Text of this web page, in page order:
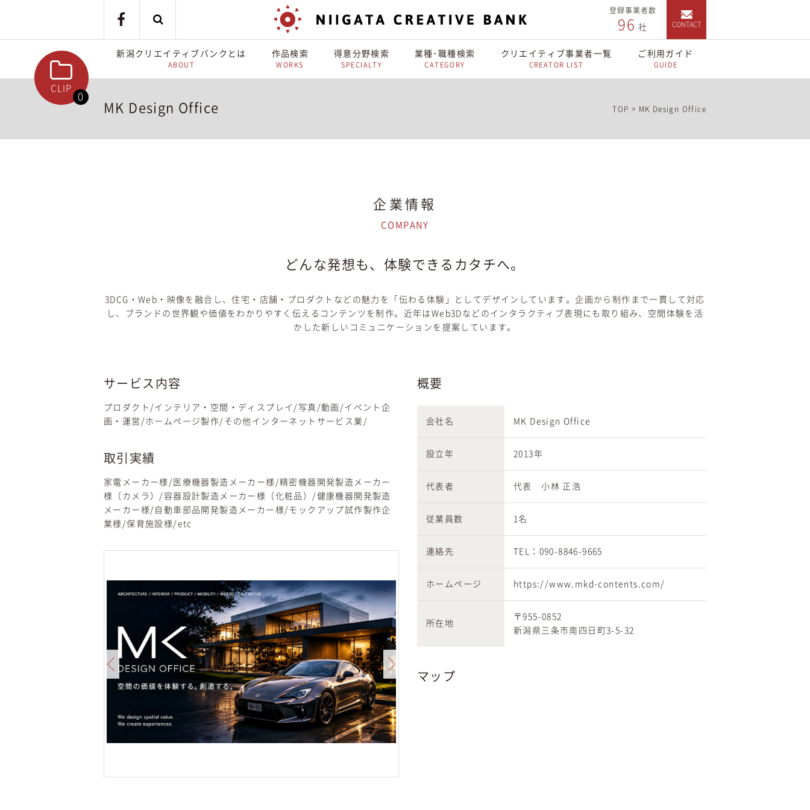
CLIP
0
登録事業者数
96 社 CONTACT
新潟クリエイティブバンクとは
ABOUT
作品検索
WORKS
得意分野検索
SPECIALTY
業種･職種検索
CATEGORY
クリエイティブ事業者一覧
CREATOR LIST
ご利用ガイド
GUIDE
MK Design Office TOP > MK Design Office
企業情報
COMPANY
どんな発想も、体験できるカタチへ。
3DCG・Web・映像を融合し、住宅・店舗・プロダクトなどの魅力を「伝わる体験」としてデザインしています。企画から制作まで一貫して対応
し、ブランドの世界観や価値をわかりやすく伝えるコンテンツを制作。近年はWeb3Dなどのインタラクティブ表現にも取り組み、空間体験を活
かした新しいコミュニケーションを提案しています。
サービス内容
プロダクト/インテリア・空間・ディスプレイ/写真/動画/イベント企
画・運営/ホームページ製作/その他インターネットサービス業/
取引実績
家電メーカー様/医療機器製造メーカー様/精密機器開発製造メーカー
様（カメラ）/容器設計製造メーカー様（化粧品）/健康機器開発製造
メーカー様/自動車部品開発製造メーカー様/モックアップ試作製作企
業様/保育施設様/etc
概要
会社名 MK Design Office
設立年 2013年
代表者 代表 小林 正浩
従業員数 1名
連絡先 TEL：090-8846-9665
ホームページ https://www.mkd-contents.com/
所在地
〒955-0852
新潟県三条市南四日町3-5-32
マップ